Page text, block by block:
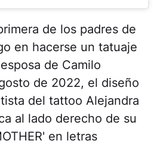
de los padres de
en hacerse un tatuaje
de Camilo
de 2022, el diseño
del tattoo Alejandra
al lado derecho de su
en letras